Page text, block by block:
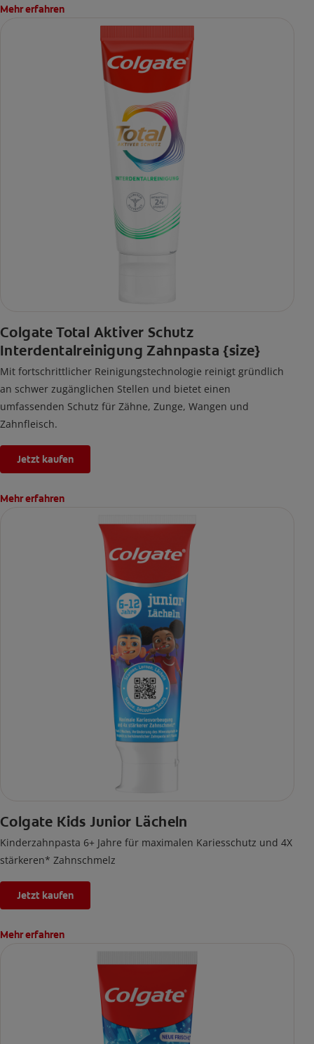
Mehr erfahren
Colgate Total Aktiver Schutz
Interdentalreinigung Zahnpasta {size}
Mit fortschrittlicher Reinigungstechnologie reinigt gründlich
an schwer zugänglichen Stellen und bietet einen
umfassenden Schutz für Zähne, Zunge, Wangen und
Zahnfleisch.
Jetzt kaufen
Mehr erfahren
Colgate Kids Junior Lächeln
Kinderzahnpasta 6+ Jahre für maximalen Kariesschutz und 4X
stärkeren* Zahnschmelz
Jetzt kaufen
Mehr erfahren